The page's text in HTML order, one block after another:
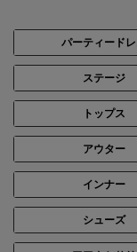
パーティード
ステージ
トップス
アウター
インナー
シューズ